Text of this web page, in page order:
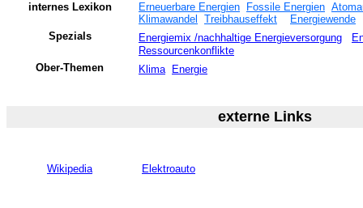
internes Lexikon Erneuerbare Energien Fossile Energien
Klimawandel
Treibhauseffekt
Energiewende
Spezials
Energiemix /nachhaltige Energieversorgung
Ressourcenkonflikte
Ober-Themen
Klima Energie
externe Links
Wikipedia Elektroauto